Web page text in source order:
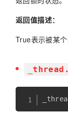
返回值描述：
True表示被某